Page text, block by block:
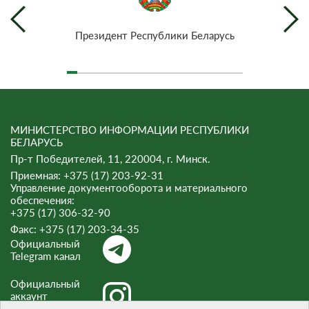
Президент Республики Беларусь
МИНИСТЕРСТВО ИНФОРМАЦИИ РЕСПУБЛИКИ
БЕЛАРУСЬ
Пр-т Победителей, 11, 220004, г. Минск.
Приемная: +375 (17) 203-92-31
Управление документооборота и материального
обеспечения:
+375 (17) 306-32-90
Факс: +375 (17) 203-34-35
Официальный
Telegram канал
Официальный
аккаунт